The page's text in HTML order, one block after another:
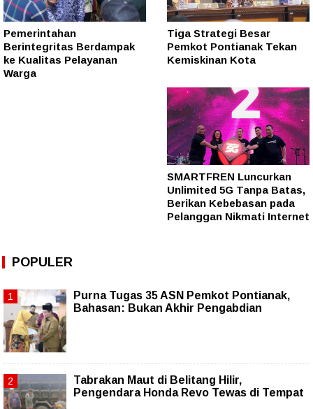
Pemerintahan
Berintegritas Berdampak
ke Kualitas Pelayanan
Warga
Tiga Strategi Besar
Pemkot Pontianak Tekan
Kemiskinan Kota
SMARTFREN Luncurkan
Unlimited 5G Tanpa Batas,
Berikan Kebebasan pada
Pelanggan Nikmati Internet
POPULER
Purna Tugas 35 ASN Pemkot Pontianak,
Bahasan: Bukan Akhir Pengabdian
Tabrakan Maut di Belitang Hilir,
Pengendara Honda Revo Tewas di Tempat